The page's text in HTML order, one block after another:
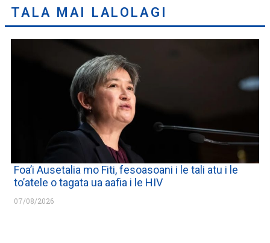
TALA MAI LALOLAGI
Foa’i Ausetalia mo Fiti, fesoasoani i le tali atu i le
to’atele o tagata ua aafia i le HIV
07/08/2026